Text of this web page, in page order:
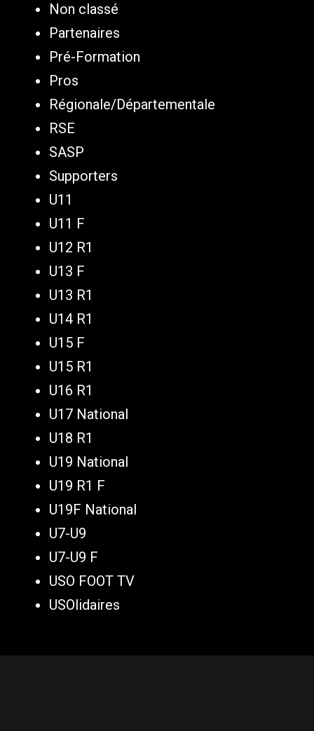
Non classé
Partenaires
Pré-Formation
Pros
Régionale/Départementale
RSE
SASP
Supporters
U11
U11 F
U12 R1
U13 F
U13 R1
U14 R1
U15 F
U15 R1
U16 R1
U17 National
U18 R1
U19 National
U19 R1 F
U19F National
U7-U9
U7-U9 F
USO FOOT TV
USOlidaires